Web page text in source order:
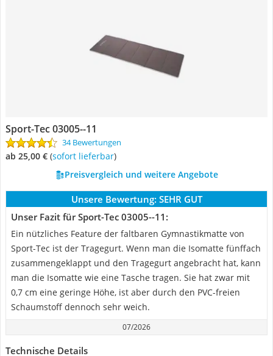
Sport-Tec 03005--11
34 Bewertungen
ab 25,00 € ( Sofort lieferbar)
Preisvergleich und weitere Angebote
Unsere Bewertung: SEHR GUT
Unser Fazit für Sport-Tec 03005--11:
Ein nützliches Feature der faltbaren Gymnastikmatte von
Sport-Tec ist der Tragegurt. Wenn man die Isomatte fünffach
zusammengeklappt und den Tragegurt angebracht hat, kann
man die Isomatte wie eine Tasche tragen. Sie hat zwar mit
0,7 cm eine geringe Höhe, ist aber durch den PVC-freien
Schaumstoff dennoch sehr weich.
07/2026
Technische Details